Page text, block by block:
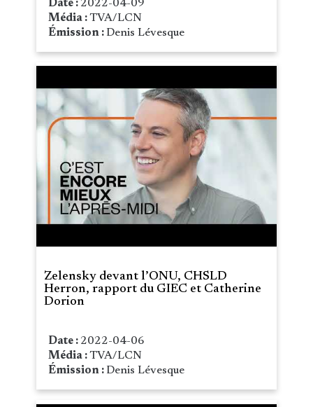
Date : 2022-04-09
Média :TVA/LCN
Émission : Denis Lévesque
Zelensky devant l’ONU, CHSLD
Herron, rapport du GIEC et Catherine
Dorion
Date : 2022-04-06
Média :TVA/LCN
Émission : Denis Lévesque